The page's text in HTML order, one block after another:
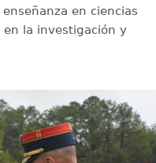
en ciencias
la investigación y